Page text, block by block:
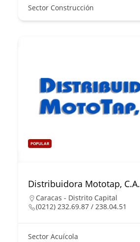
Sector Construcción
POPULAR
Distribuidora Mototap, C.A.
Caracas - Distrito Capital
(0212) 232.69.87 / 238.04.51
Sector Acuícola